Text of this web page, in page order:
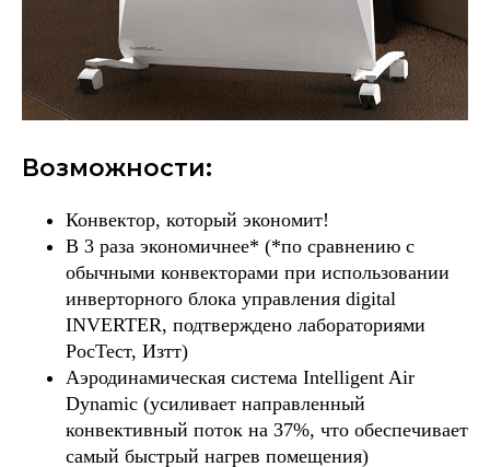
Возможности:
Конвектор, который экономит!
В 3 раза экономичнее* (*по сравнению с
обычными конвекторами при использовании
инверторного блока управления digital
INVERTER, подтверждено лабораториями
РосТест, Изтт)
Аэродинамическая система Intelligent Air
Dynamic (усиливает направленный
конвективный поток на 37%, что обеспечивает
самый быстрый нагрев помещения)